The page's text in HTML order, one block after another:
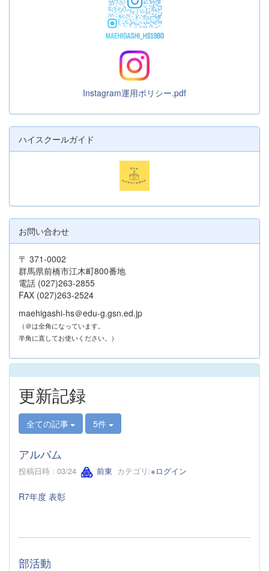
Instagram運用ポリシー.pdf
ハイスクールガイド
お問い合わせ
〒 371-0002
群馬県前橋市江木町800番地
電話 (027)263-2855
FAX (027)263-2524
maehigashi-hs＠edu-g.gsn.ed.jp
（＠は全角になっています。
半角に直してお使いください。）
更新記録
全ての記事 5件
アルバム
投稿日時 : 03/24 前東 カテゴリ:※ログイン
R7年度 表彰
部活動